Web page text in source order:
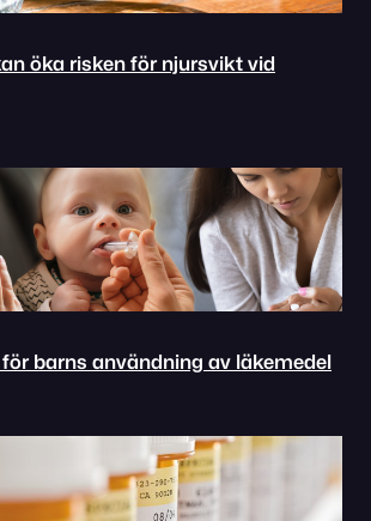
öka risken för njursvikt vid
barns användning av läkemedel